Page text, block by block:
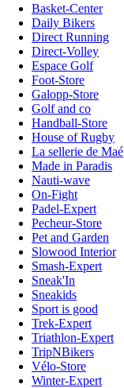
Basket-Center
Daily Bikers
Direct Running
Direct-Volley
Espace Golf
Foot-Store
Galopp-Store
Golf and co
Handball-Store
House of Rugby
La sellerie de Maé
Made in Paradis
Nauti-wave
On-Fight
Padel-Expert
Pecheur-Store
Pet and Garden
Slowood Interior
Smash-Expert
Sneak'In
Sneakids
Sport is good
Trek-Expert
Triathlon-Expert
TripNBikers
Vélo-Store
Winter-Expert